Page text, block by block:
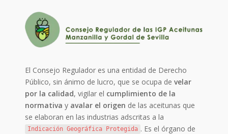
El Consejo Regulador es una entidad de Derecho
Público, sin ánimo de lucro, que se ocupa develar
por la calidad, vigilar el cumplimiento de la
normativa y avalar el origen de las aceitunas que
se elaboran en las industrias adscritas a la
Indicación Geográfica Protegida . Es el órgano de